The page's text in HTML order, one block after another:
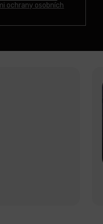
ochrany osobních